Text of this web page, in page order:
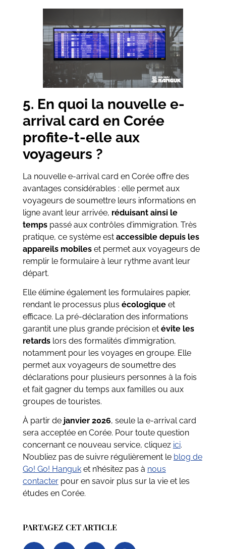
5. En quoi la nouvelle e-
arrival card en Corée
profite-t-elle aux
voyageurs ?
La nouvelle e-arrival card en Corée offre des
avantages considérables : elle permet aux
voyageurs de soumettre leurs informations en
ligne avant leur arrivée, réduisant ainsi le
tempspassé aux contrôles d’immigration. Très
pratique, ce système est accessible depuis les
appareils mobileset permet aux voyageurs de
remplir le formulaire à leur rythme avant leur
départ.
Elle élimine également les formulaires papier,
rendant le processus plus écologiqueet
efficace. La pré-déclaration des informations
garantit une plus grande précision et évite les
retardslors des formalités d’immigration,
notamment pour les voyages en groupe. Elle
permet aux voyageurs de soumettre des
déclarations pour plusieurs personnes à la fois
et fait gagner du temps aux familles ou aux
groupes de touristes.
À partir de janvier 2026, seule la e-arrival card
sera acceptée en Corée. Pour toute question
concernant ce nouveau service, cliquez ici.
N’oubliez pas de suivre régulièrement le blog de
Go! Go! Hanguket n’hésitez pas à nous
contacterpour en savoir plus sur la vie et les
études en Corée.
PARTAGEZ CET ARTICLE